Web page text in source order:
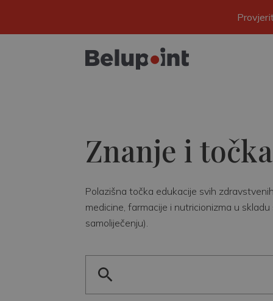
Znanje i točka
Polazišna točka edukacije svih
medicine, farmacije i nutricionizma u
samoliječenju).